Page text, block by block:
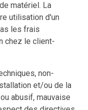
matériel. La
utilisation d'un
les frais
chez le client-
non-
et/ou de la
abusif, mauvaise